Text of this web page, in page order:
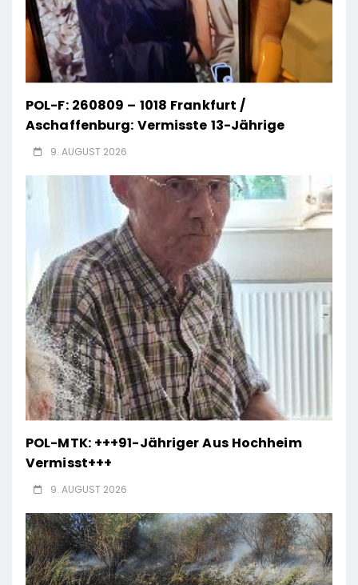
POL-F: 260809 – 1018 Frankfurt /
Aschaffenburg: Vermisste 13-Jährige
9. AUGUST 2026
POL-MTK: +++91-Jähriger Aus Hochheim
Vermisst+++
9. AUGUST 2026